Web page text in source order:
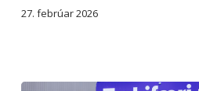
lögreglulög
27. febrúar 2026